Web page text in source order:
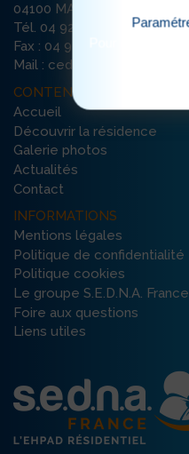
04100 MANOSQUE
Tél. 04 92 71 72 50
Fax : 04 92 72 24 08
Mail : cedres-
CONTENU DU SITE
Accueil
Découvrir la résidence
Galerie photos
Actualités
Contact
INFORMATIONS
Mentions légales
Politique de confidentialité
Politique cookies
Le groupe S.E.D.N.A. France
Foire aux questions
Liens utiles